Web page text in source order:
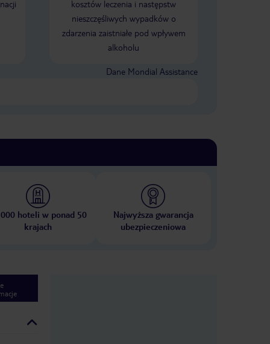
bardzo
kosztów leczenia i następstw
nieszczęśliwych wypadków o
zdarzenia zaistniałe pod wpływem
alkoholu
Dane Mondial Assistance
hoteli w ponad 50
krajach
Najwyższa gwarancja
ubezpieczeniowa